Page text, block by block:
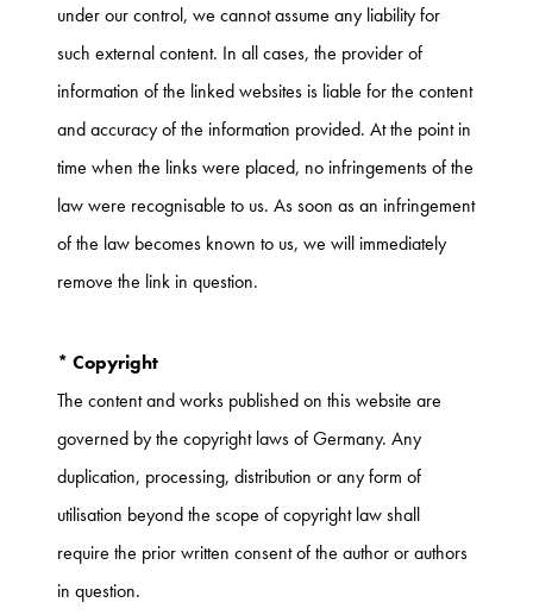
under our control, we cannot assume any liability for
such external content. In all cases, the provider of
information of the linked websites is liable for the content
and accuracy of the information provided. At the point in
time when the links were placed, no infringements of the
law were recognisable to us. As soon as an infringement
of the law becomes known to us, we will immediately
remove the link in question.
* Copyright
The content and works published on this website are
governed by the copyright laws of Germany. Any
duplication, processing, distribution or any form of
utilisation beyond the scope of copyright law shall
require the prior written consent of the author or authors
in question.